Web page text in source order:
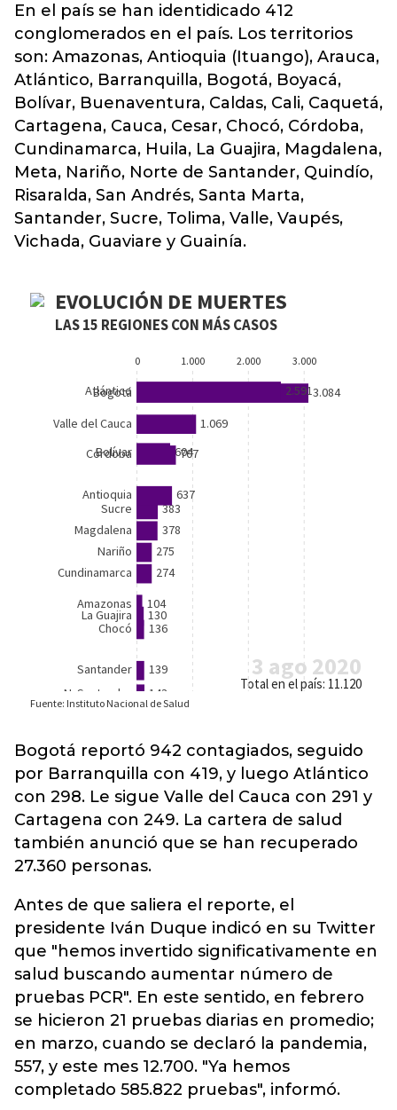
En el país se han identidicado 412
conglomerados en el país. Los territorios
son: Amazonas, Antioquia (Ituango), Arauca,
Atlántico, Barranquilla, Bogotá, Boyacá,
Bolívar, Buenaventura, Caldas, Cali, Caquetá,
Cartagena, Cauca, Cesar, Chocó, Córdoba,
Cundinamarca, Huila, La Guajira, Magdalena,
Meta, Nariño, Norte de Santander, Quindío,
Risaralda, San Andrés, Santa Marta,
Santander, Sucre, Tolima, Valle, Vaupés,
Vichada, Guaviare y Guainía.
Bogotá reportó 942 contagiados, seguido
por Barranquilla con 419, y luego Atlántico
con 298. Le sigue Valle del Cauca con 291 y
Cartagena con 249. La cartera de salud
también anunció que se han recuperado
27.360 personas.
Antes de que saliera el reporte, el
presidente Iván Duque indicó en su Twitter
que "hemos invertido significativamente en
salud buscando aumentar número de
pruebas PCR". En este sentido, en febrero
se hicieron 21 pruebas diarias en promedio;
en marzo, cuando se declaró la pandemia,
557, y este mes 12.700. "Ya hemos
completado 585.822 pruebas", informó.